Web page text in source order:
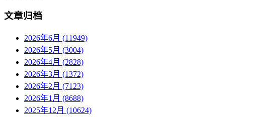
文章归档
2026年6月 (11949)
2026年5月 (3004)
2026年4月 (2828)
2026年3月 (1372)
2026年2月 (7123)
2026年1月 (8688)
2025年12月 (10624)